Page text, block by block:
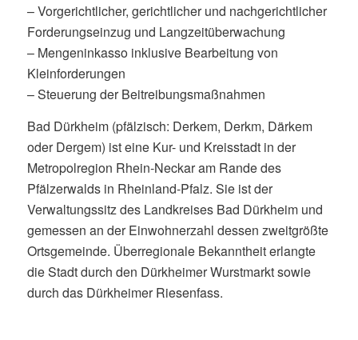
– Vorgerichtlicher, gerichtlicher und nachgerichtlicher
Forderungseinzug und Langzeitüberwachung
– Mengeninkasso inklusive Bearbeitung von
Kleinforderungen
– Steuerung der Beitreibungsmaßnahmen
Bad Dürkheim (pfälzisch: Derkem, Derkm, Därkem
oder Dergem) ist eine Kur- und Kreisstadt in der
Metropolregion Rhein-Neckar am Rande des
Pfälzerwalds in Rheinland-Pfalz. Sie ist der
Verwaltungssitz des Landkreises Bad Dürkheim und
gemessen an der Einwohnerzahl dessen zweitgrößte
Ortsgemeinde. Überregionale Bekanntheit erlangte
die Stadt durch den Dürkheimer Wurstmarkt sowie
durch das Dürkheimer Riesenfass.